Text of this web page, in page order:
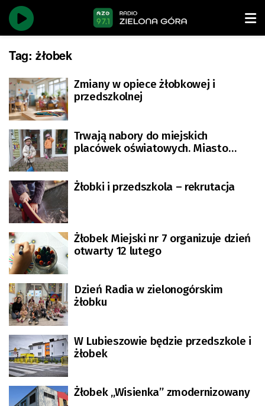
Tag: żłobek
Zmiany w opiece żłobkowej i
przedszkolnej
Trwają nabory do miejskich
placówek oświatowych. Miasto
Żłobki i przedszkola – rekrutacja
Żłobek Miejski nr 7 organizuje dzień
otwarty 12 lutego
Dzień Radia w zielonogórskim
żłobku
W Lubieszowie będzie przedszkole i
żłobek
Żłobek „Wisienka” zmodernizowany